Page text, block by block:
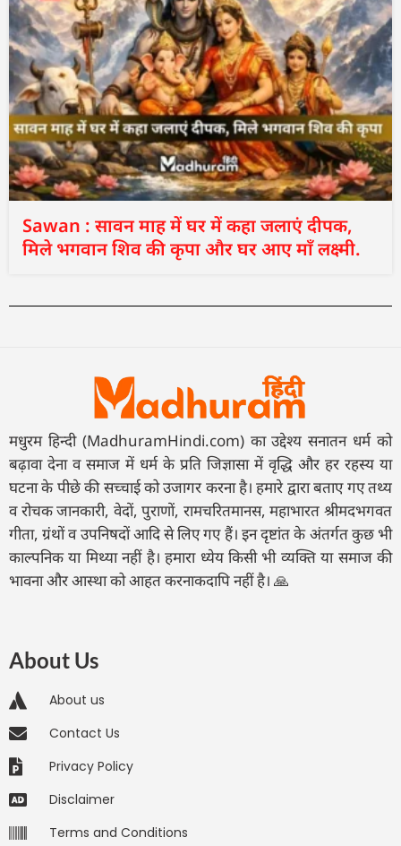
Sawan : सावन माह में घर में कहा जलाएं दीपक,
मिले भगवान शिव की कृपा और घर आए माँ लक्ष्मी.
मधुरम हिन्दी (MadhuramHindi.com) का उद्देश्य सनातन धर्म को
बढ़ावा देना व समाज में धर्म के प्रति जिज्ञासा में वृद्धि और हर रहस्य या
घटना के पीछे की सच्चाई को उजागर करना है। हमारे द्वारा बताए गए तथ्य
व रोचक जानकारी, वेदों, पुराणों, रामचरितमानस, महाभारत श्रीमदभगवत
गीता, ग्रंथों व उपनिषदों आदि से लिए गए हैं। इन दृष्टांत के अंतर्गत कुछ भी
काल्पनिक या मिथ्या नहीं है। हमारा ध्येय किसी भी व्यक्ति या समाज की
भावना और आस्था को आहत करनाकदापि नहीं है। 🙏
About Us
About us
Contact Us
Privacy Policy
Disclaimer
Terms and Conditions